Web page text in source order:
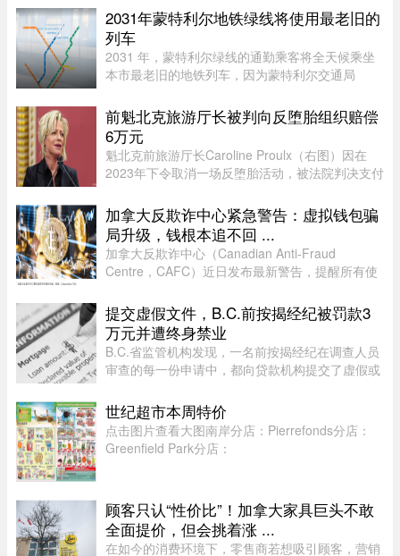
年轻化趋势。为此，加拿 ...
2031年蒙特利尔地铁绿线将使用最老旧的
列车
2031 年，蒙特利尔绿线的通勤乘客将全天候乘坐
本市最老旧的地铁列车，因为蒙特利尔交通局
六年后，当蓝线延长线通车时，STM 将把现代化
的 Azur 列车从绿线调往蓝线。作为 ...
前魁北克旅游厅长被判向反堕胎组织赔偿
6万元
魁北克前旅游厅长Caroline Proulx（右图）因在
2023年下令取消一场反堕胎活动，被法院判决支付
Caroline Proulx“滥用了自己的权力”，其行为缺乏
合理依据。 ...
加拿大反欺诈中心紧急警告：虚拟钱包骗
局升级，钱根本追不回 ...
加拿大反欺诈中心（Canadian Anti-Fraud
Centre，CAFC）近日发布最新警告，提醒所有使
警惕日益猖獗的相关诈骗活动。CAFC 指出，一旦
加密货币被盗或转出，几乎不可能追 ...
提交虚假文件，B.C.前按揭经纪被罚款3
万元并遭终身禁业
B.C.省监管机构发现，一名前按揭经纪在调查人员
审查的每一份申请中，都向贷款机构提交了虚假或
世纪超市本周特价
点击图片查看大图南岸分店：Pierrefonds分店：
Greenfield Park分店：
顾客只认“性价比”！加拿大家具巨头不敢
全面提价，但会挑着涨 ...
在如今的消费环境下，零售商若想吸引顾客，营销